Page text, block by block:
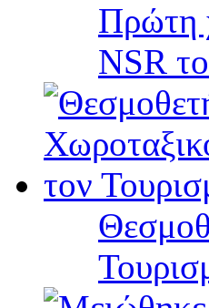
Πρώτη
NSR